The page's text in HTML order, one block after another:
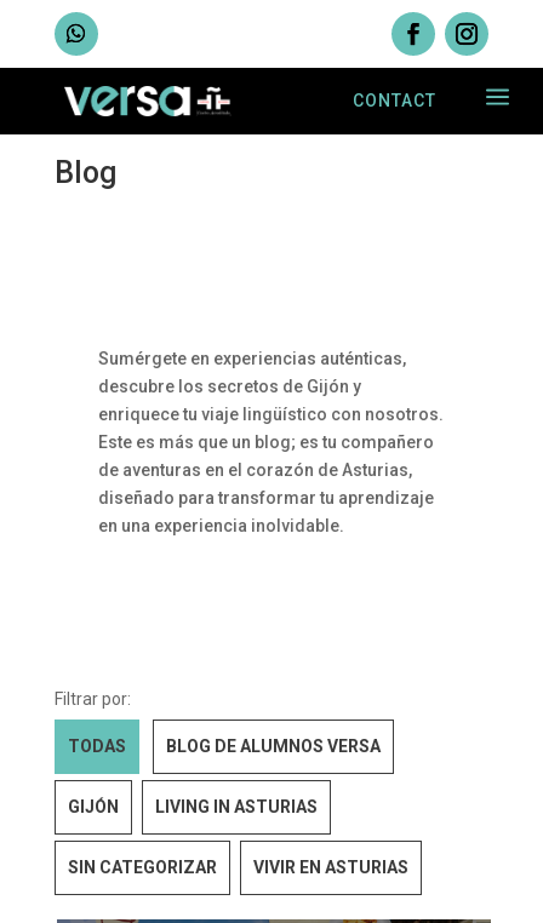
CONTACT a
Blog
Sumérgete en experiencias auténticas,
descubre los secretos de Gijón y
enriquece tu viaje lingüístico con nosotros.
Este es más que un blog; es tu compañero
de aventuras en el corazón de Asturias,
diseñado para transformar tu aprendizaje
en una experiencia inolvidable.
Filtrar por:
TODAS BLOG DE ALUMNOS VERSA
GIJÓN LIVING IN ASTURIAS
SIN CATEGORIZAR VIVIR EN ASTURIAS